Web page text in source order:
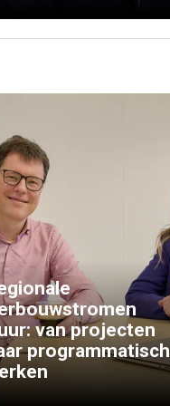
van projecten
programmatisch